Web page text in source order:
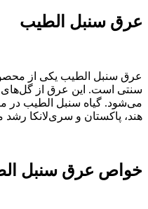
عرق سنبل الطیب
عرق سنبل الطیب یکی از
سنتی است. این عرق از گل‌های
می‌شود. گیاه سنبل الطیب در
هند، پاکستان و سری‌لانکا رشد
خواص عرق سنبل